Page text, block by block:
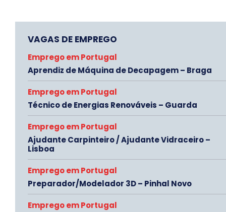
VAGAS DE EMPREGO
Emprego em Portugal
Aprendiz de Máquina de Decapagem – Braga
Emprego em Portugal
Técnico de Energias Renováveis – Guarda
Emprego em Portugal
Ajudante Carpinteiro / Ajudante Vidraceiro –
Lisboa
Emprego em Portugal
Preparador/Modelador 3D – Pinhal Novo
Emprego em Portugal